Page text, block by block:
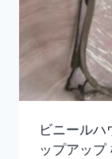
ビニール
ップアッ